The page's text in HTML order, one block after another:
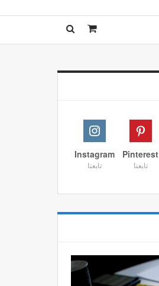
Pinterest
تابعنا
Instagram
تابعنا